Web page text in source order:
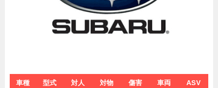
車種 型式 対人 対物 傷害 車両
ASV